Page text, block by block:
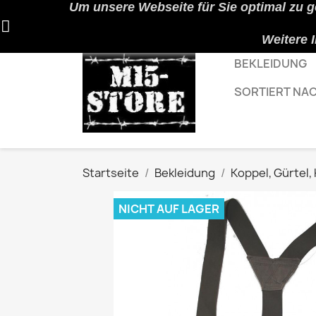
Um unsere Webseite für Sie optimal zu
Weitere
BEKLEIDUNG
SORTIERT
Startseite Bekleidung Koppel,
NICHT AUF LAGER